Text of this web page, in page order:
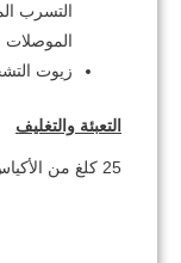
التسرب
الموصلات
زيوت
التعبئة والتغليف
25 كلغ من الأكياس البلاستيكية + كيس كبير / منصة نقالة